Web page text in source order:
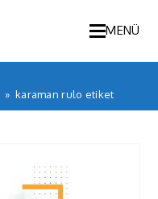
MENÜ
» karaman rulo etiket